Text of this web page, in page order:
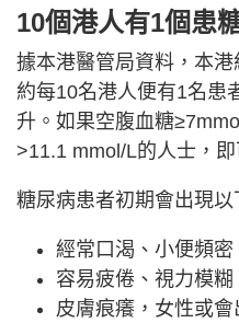
10個港人有1個患
據本港醫管局資料，本
約每10名港人便有1名患
升。如果空腹血糖
>11.1 mmol/L的人士，
糖尿病患者初期會出現以
經常口渴、小便頻
容易疲倦、視力模
皮膚痕癢，女性或